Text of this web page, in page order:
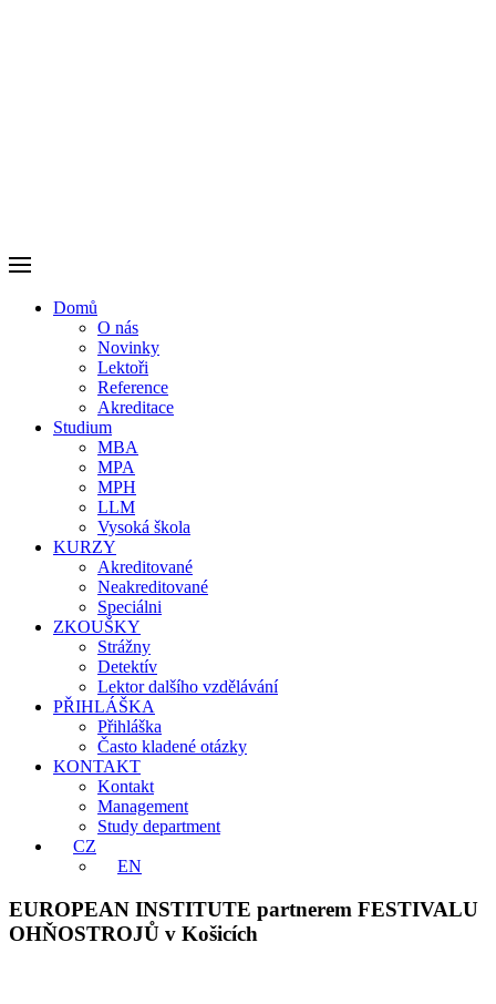
Domů
O nás
Novinky
Lektoři
Reference
Akreditace
Studium
MBA
MPA
MPH
LLM
Vysoká škola
KURZY
Akreditované
Neakreditované
Speciálni
ZKOUŠKY
Strážny
Detektív
Lektor dalšího vzdělávání
PŘIHLÁŠKA
Přihláška
Často kladené otázky
KONTAKT
Kontakt
Management
Study department
CZ
EN
EUROPEAN INSTITUTE partnerem FESTIVALU
OHŇOSTROJŮ v Košicích